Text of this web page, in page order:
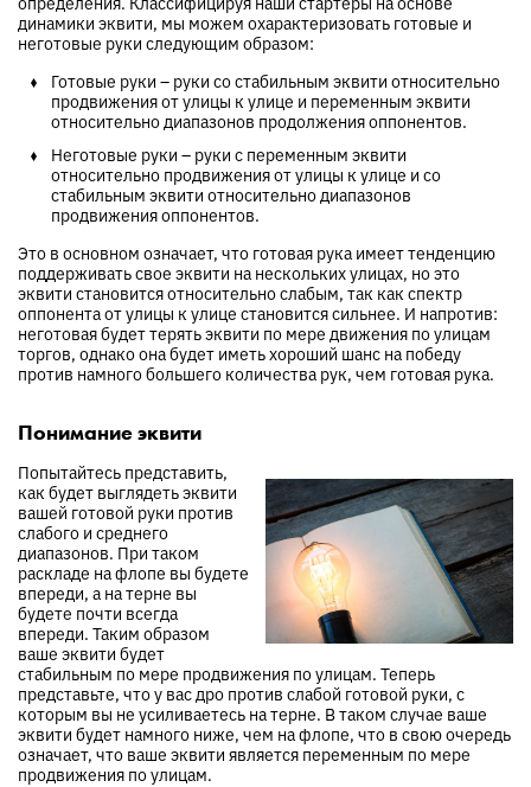
динамики эквити, мы можем охарактеризовать готовые и
неготовые руки следующим образом:
Готовые руки – руки со стабильным эквити относительно
продвижения от улицы к улице и переменным эквити
относительно диапазонов продолжения оппонентов.
Неготовые руки – руки с переменным эквити
относительно продвижения от улицы к улице и со
стабильным эквити относительно диапазонов
продвижения оппонентов.
Это в основном означает, что готовая рука имеет тенденцию
поддерживать свое эквити на нескольких улицах, но это
эквити становится относительно слабым, так как спектр
оппонента от улицы к улице становится сильнее. И напротив:
неготовая будет терять эквити по мере движения по улицам
торгов, однако она будет иметь хороший шанс на победу
против намного большего количества рук, чем готовая рука.
Понимание эквити
Попытайтесь представить,
как будет выглядеть эквити
вашей готовой руки против
слабого и среднего
диапазонов. При таком
раскладе на флопе вы будете
впереди, а на терне вы
будете почти всегда
впереди. Таким образом
ваше эквити будет
стабильным по мере продвижения по улицам. Теперь
представьте, что у вас дро против слабой готовой руки, с
которым вы не усиливаетесь на терне. В таком случае ваше
эквити будет намного ниже, чем на флопе, что в свою очередь
означает, что ваше эквити является переменным по мере
продвижения по улицам.